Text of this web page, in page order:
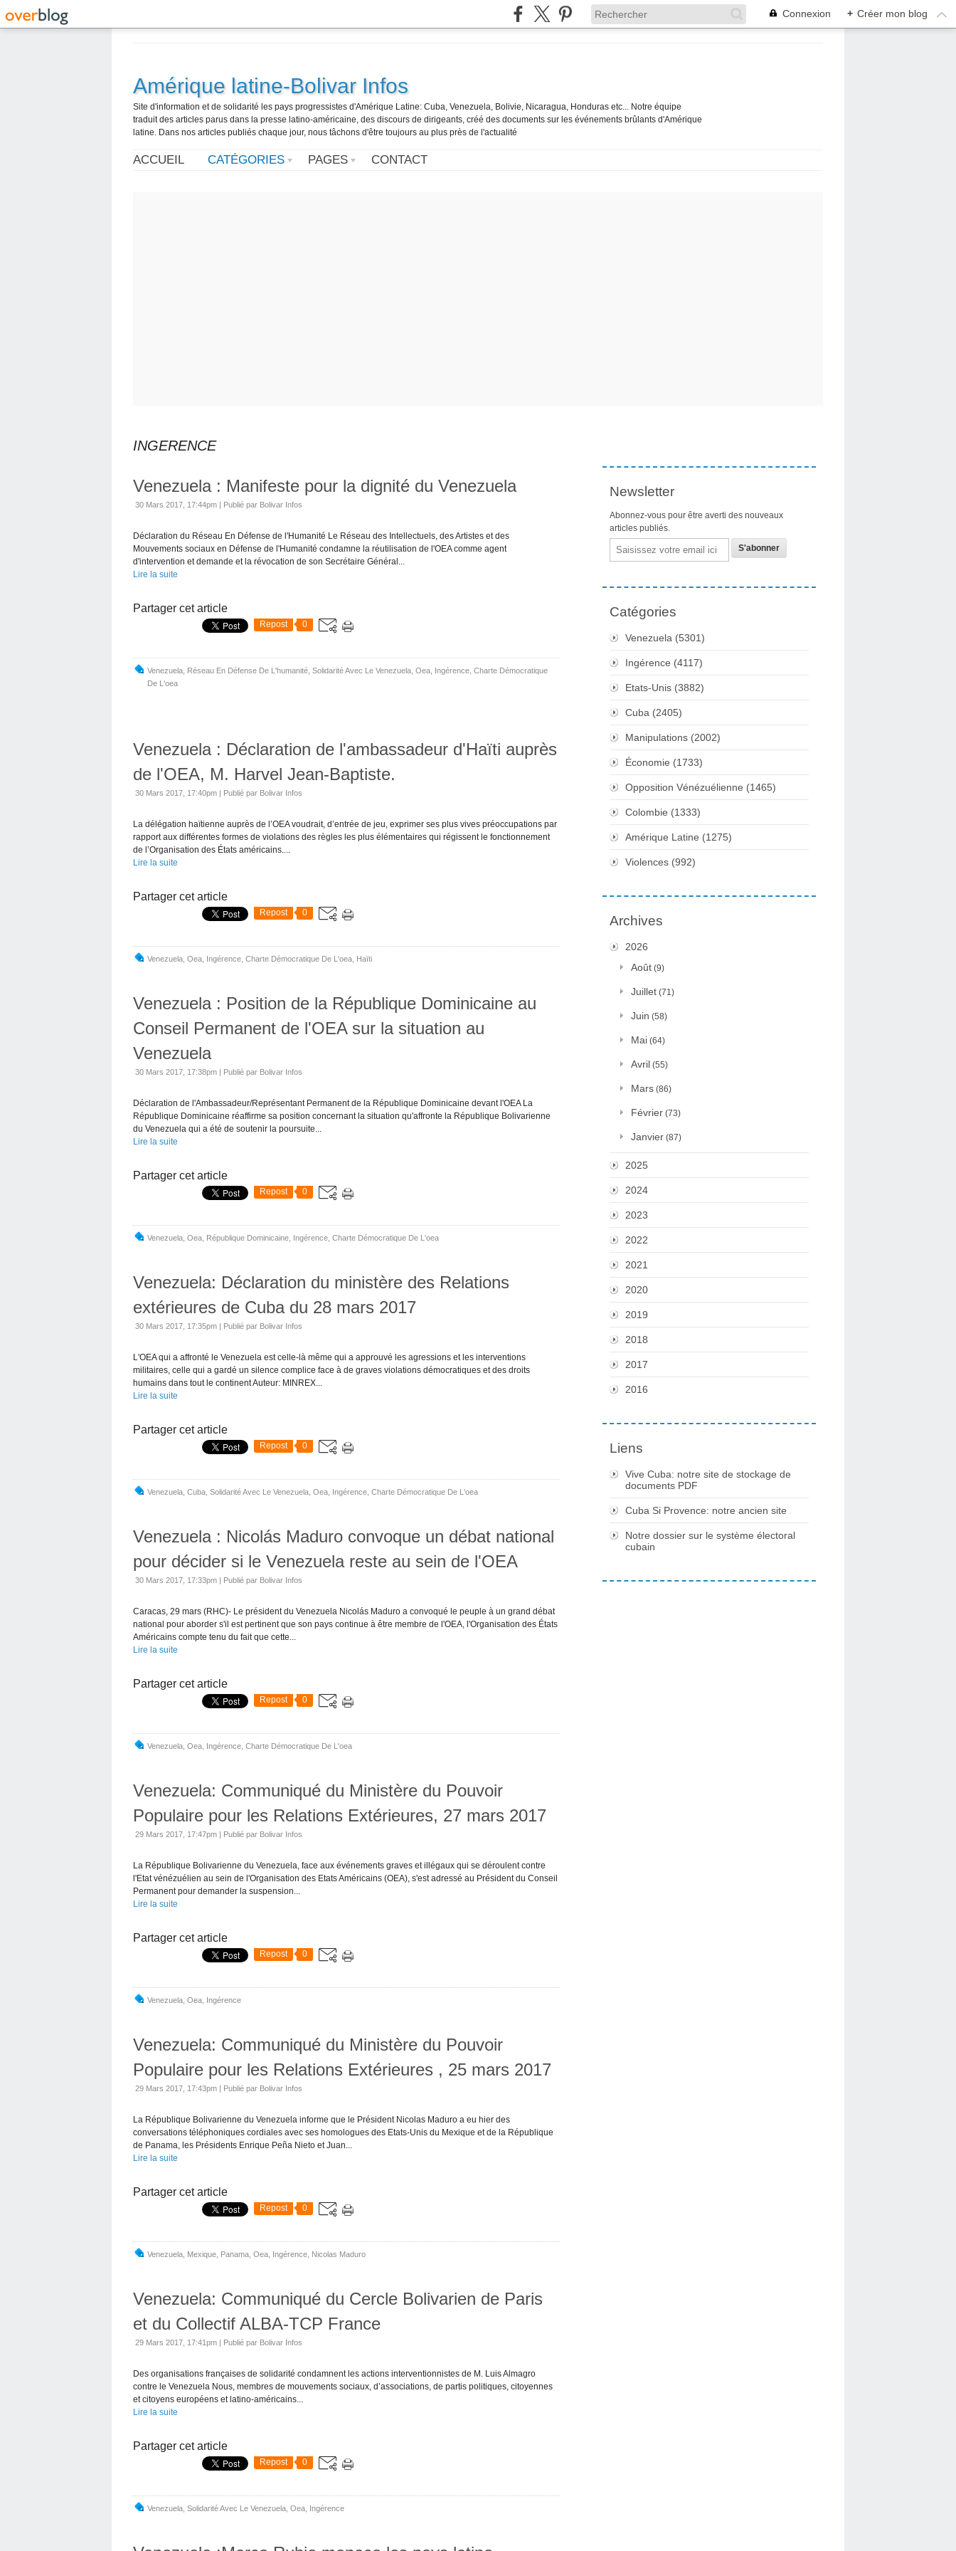
Connexion + Créer mon blog
Amérique latine-Bolivar Infos
Site d'information et de solidarité les pays progressistes d'Amérique Latine: Cuba, Venezuela, Bolivie, Nicaragua, Honduras etc... Notre équipe
traduit des articles parus dans la presse latino-américaine, des discours de dirigeants, créé des documents sur les événements brûlants d'Amérique
latine. Dans nos articles publiés chaque jour, nous tâchons d'être toujours au plus près de l'actualité
ACCUEIL CATÉGORIES PAGES CONTACT
INGERENCE
Venezuela : Manifeste pour la dignité du Venezuela
30 Mars 2017, 17:44pm | Publié par Bolivar Infos
Déclaration du Réseau En Défense de l'Humanité Le Réseau des Intellectuels, des Artistes et des
Mouvements sociaux en Défense de l'Humanité condamne la réutilisation de l'OEA comme agent
d'intervention et demande et la révocation de son Secrétaire Général...
Lire la suite
Partager cet article
Repost 0
Venezuela Réseau En Défense De L'humanité Solidarité Avec Le Venezuela Oea Ingérence Charte Démocratique
De L'oea
Venezuela : Déclaration de l'ambassadeur d'Haïti auprès
de l'OEA, M. Harvel Jean-Baptiste.
30 Mars 2017, 17:40pm | Publié par Bolivar Infos
La délégation haïtienne auprès de l’OEA voudrait, d’entrée de jeu, exprimer ses plus vives préoccupations par
rapport aux différentes formes de violations des règles les plus élémentaires qui régissent le fonctionnement
de l’Organisation des États américains....
Lire la suite
Partager cet article
Repost 0
Venezuela Oea Ingérence Charte Démocratique De L'oea Haïti
Venezuela : Position de la République Dominicaine au
Conseil Permanent de l'OEA sur la situation au
Venezuela
30 Mars 2017, 17:38pm | Publié par Bolivar Infos
Déclaration de l'Ambassadeur/Représentant Permanent de la République Dominicaine devant l'OEA La
République Dominicaine réaffirme sa position concernant la situation qu'affronte la République Bolivarienne
du Venezuela qui a été de soutenir la poursuite...
Lire la suite
Partager cet article
Repost 0
Venezuela Oea République Dominicaine Ingérence Charte Démocratique De L'oea
Venezuela: Déclaration du ministère des Relations
extérieures de Cuba du 28 mars 2017
30 Mars 2017, 17:35pm | Publié par Bolivar Infos
L'OEA qui a affronté le Venezuela est celle-là même qui a approuvé les agressions et les interventions
militaires, celle qui a gardé un silence complice face à de graves violations démocratiques et des droits
humains dans tout le continent Auteur: MINREX...
Lire la suite
Partager cet article
Repost 0
Venezuela Cuba Solidarité Avec Le Venezuela Oea Ingérence Charte Démocratique De L'oea
Venezuela : Nicolás Maduro convoque un débat national
pour décider si le Venezuela reste au sein de l'OEA
30 Mars 2017, 17:33pm | Publié par Bolivar Infos
Caracas, 29 mars (RHC)- Le président du Venezuela Nicolás Maduro a convoqué le peuple à un grand débat
national pour aborder s'il est pertinent que son pays continue à être membre de l'OEA, l'Organisation des États
Américains compte tenu du fait que cette...
Lire la suite
Partager cet article
Repost 0
Venezuela Oea Ingérence Charte Démocratique De L'oea
Venezuela: Communiqué du Ministère du Pouvoir
Populaire pour les Relations Extérieures, 27 mars 2017
29 Mars 2017, 17:47pm | Publié par Bolivar Infos
La République Bolivarienne du Venezuela, face aux événements graves et illégaux qui se déroulent contre
l'Etat vénézuélien au sein de l'Organisation des Etats Américains (OEA), s'est adressé au Président du Conseil
Permanent pour demander la suspension...
Lire la suite
Partager cet article
Repost 0
Venezuela Oea Ingérence
Venezuela: Communiqué du Ministère du Pouvoir
Populaire pour les Relations Extérieures , 25 mars 2017
29 Mars 2017, 17:43pm | Publié par Bolivar Infos
La République Bolivarienne du Venezuela informe que le Président Nicolas Maduro a eu hier des
conversations téléphoniques cordiales avec ses homologues des Etats-Unis du Mexique et de la République
de Panama, les Présidents Enrique Peña Nieto et Juan...
Lire la suite
Partager cet article
Repost 0
Venezuela Mexique Panama Oea Ingérence Nicolas Maduro
Venezuela: Communiqué du Cercle Bolivarien de Paris
et du Collectif ALBA-TCP France
29 Mars 2017, 17:41pm | Publié par Bolivar Infos
Des organisations françaises de solidarité condamnent les actions interventionnistes de M. Luis Almagro
contre le Venezuela Nous, membres de mouvements sociaux, d’associations, de partis politiques, citoyennes
et citoyens européens et latino-américains...
Lire la suite
Partager cet article
Repost 0
Venezuela Solidarité Avec Le Venezuela Oea Ingérence
Newsletter
Abonnez-vous pour être averti des nouveaux
articles publiés.
Email
Catégories
Venezuela (5301)
Ingérence (4117)
Etats-Unis (3882)
Cuba (2405)
Manipulations (2002)
Économie (1733)
Opposition Vénézuélienne (1465)
Colombie (1333)
Amérique Latine (1275)
Violences (992)
Archives
2026
Août (9)
Juillet (71)
Juin (58)
Mai (64)
Avril (55)
Mars (86)
Février (73)
Janvier (87)
2025
2024
2023
2022
2021
2020
2019
2018
2017
2016
Liens
Vive Cuba: notre site de stockage de
documents PDF
Cuba Si Provence: notre ancien site
Notre dossier sur le système électoral
cubain